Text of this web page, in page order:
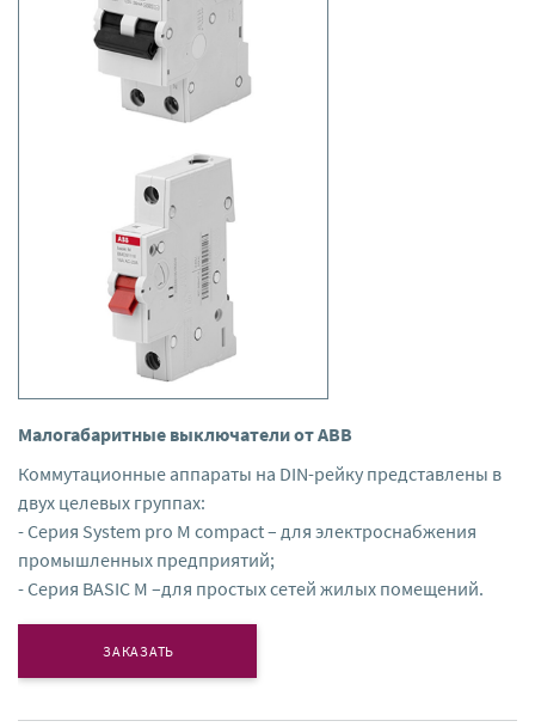
Малогабаритные выключатели от ABB
Коммутационные аппараты на DIN-рейку представлены в
двух целевых группах:
- Серия System pro M compact – для электроснабжения
промышленных предприятий;
- Серия BASIC M –для простых сетей жилых помещений.
ЗАКАЗАТЬ